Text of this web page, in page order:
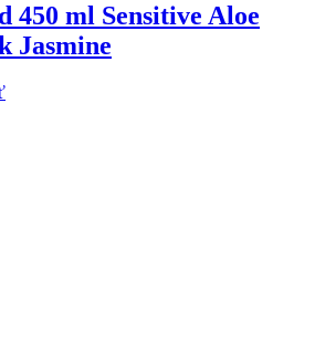
450 ml Sensitive Aloe
Jasmine